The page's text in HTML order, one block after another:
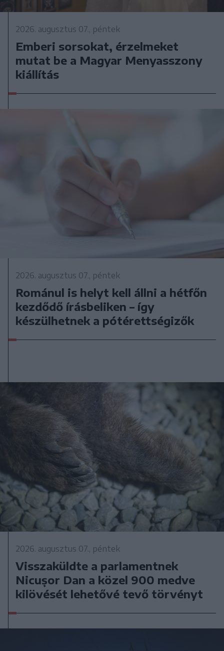
2026. augusztus 07., péntek
Emberi sorsokat, érzelmeket
mutat be a Magyar Menyasszony
kiállítás
2026. augusztus 07., péntek
Románul is helyt kell állni a hétfőn
kezdődő írásbeliken – így
készülhetnek a pótérettségizők
2026. augusztus 07., péntek
Visszaküldte a parlamentnek
Nicușor Dan a közel 900 medve
kilövését lehetővé tevő törvényt